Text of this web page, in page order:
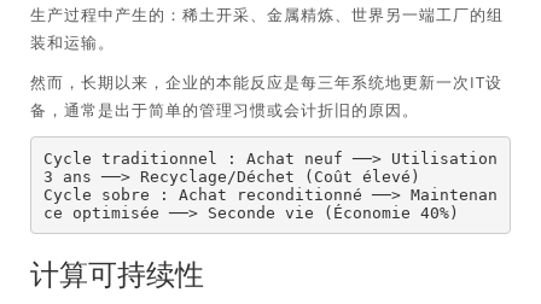
生产过程中产生的：稀土开采、金属精炼、世界另一端工厂的组
装和运输。
然而，长期以来，企业的本能反应是每三年系统地更新一次IT设
备，通常是出于简单的管理习惯或会计折旧的原因。
Cycle traditionnel : Achat neuf ──> Utilisation
3 ans ──> Recyclage/Déchet (Coût élevé)
Cycle sobre : Achat reconditionné ──> Maintenan
计算可持续性